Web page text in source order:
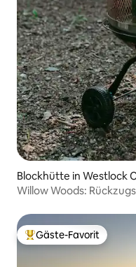
Blockhütte in Westlock
Willow Woods:
Beliebter Gäste-Favorit.
Gäste-Favorit